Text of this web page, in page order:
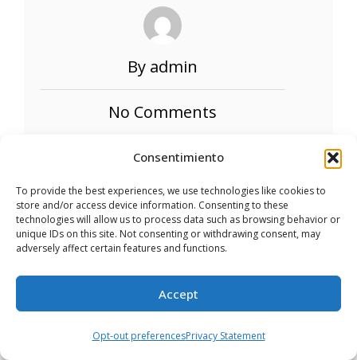
Consentimiento
To provide the best experiences, we use technologies like cookies to
store and/or access device information. Consenting to these
technologies will allow us to process data such as browsing behavior or
unique IDs on this site. Not consenting or withdrawing consent, may
adversely affect certain features and functions.
Accept
Opt-out preferencesPrivacy Statement
By admin
No Comments
Trivia,
por Angélica Tovar
nuestro crucigrama y descubre las 8